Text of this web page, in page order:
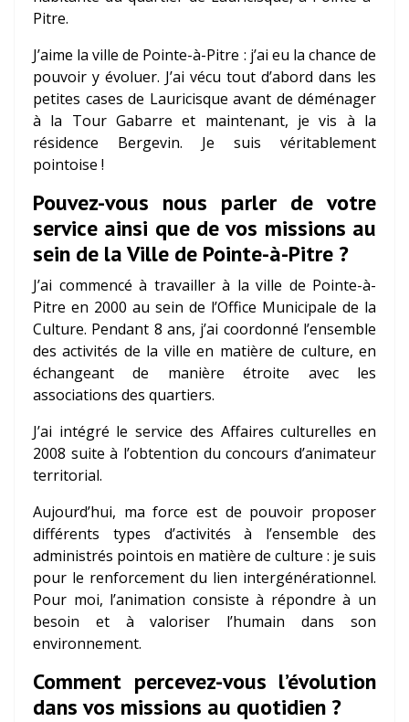
Pitre.
J’aime la ville de Pointe-à-Pitre : j’ai eu la chance de
pouvoir y évoluer. J’ai vécu tout d’abord dans les
petites cases de Lauricisque avant de déménager
à la Tour Gabarre et maintenant, je vis à la
résidence Bergevin. Je suis véritablement
pointoise !
Pouvez-vous nous parler de votre
service ainsi que de vos missions au
sein de la Ville de Pointe-à-Pitre ?
J’ai commencé à travailler à la ville de Pointe-à-
Pitre en 2000 au sein de l’Office Municipale de la
Culture. Pendant 8 ans, j’ai coordonné l’ensemble
des activités de la ville en matière de culture, en
échangeant de manière étroite avec les
associations des quartiers.
J’ai intégré le service des Affaires culturelles en
2008 suite à l’obtention du concours d’animateur
territorial.
Aujourd’hui, ma force est de pouvoir proposer
différents types d’activités à l’ensemble des
administrés pointois en matière de culture : je suis
pour le renforcement du lien intergénérationnel.
Pour moi, l’animation consiste à répondre à un
besoin et à valoriser l’humain dans son
environnement.
Comment percevez-vous l’évolution
dans vos missions au quotidien ?